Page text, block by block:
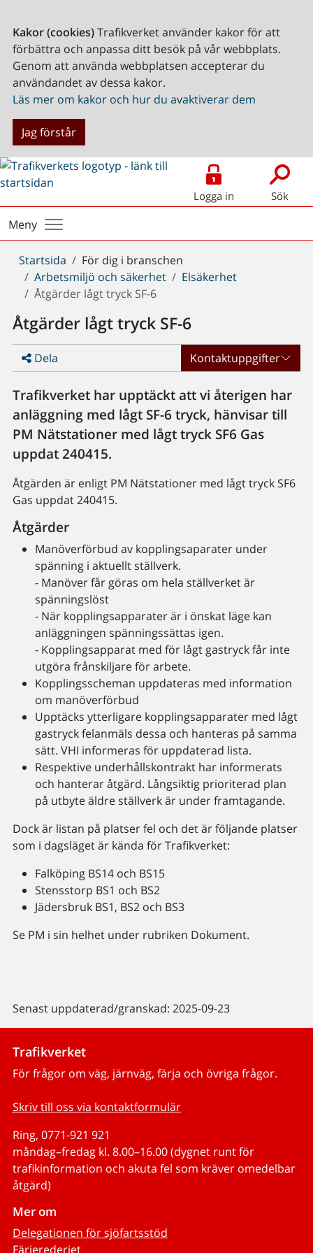
Kakor (cookies)Trafikverket använder kakor för att
förbättra och anpassa ditt besök på vår webbplats.
Genom att använda webbplatsen accepterar du
användandet av dessa kakor.
Läs mer om kakor och hur du avaktiverar dem
Jag förstår
Logga in Sök
Meny
Du
är
här:
Startsida
För dig i branschen
Arbetsmiljö och säkerhet
Elsäkerhet
Åtgärder lågt tryck SF-6
Åtgärder lågt tryck SF-6
Dela Kontaktuppgifter
Trafikverket har upptäckt att vi återigen har
anläggning med lågt SF-6 tryck, hänvisar till
PM Nätstationer med lågt tryck SF6 Gas
uppdat 240415.
Åtgärden är enligt PM Nätstationer med lågt tryck SF6
Gas uppdat 240415.
Åtgärder
Manöverförbud av kopplingsaparater under
spänning i aktuellt ställverk.
- Manöver får göras om hela ställverket är
spänningslöst
- När kopplingsapparater är i önskat läge kan
anläggningen spänningssättas igen.
- Kopplingsapparat med för lågt gastryck får inte
utgöra frånskiljare för arbete.
Kopplingsscheman uppdateras med information
om manöverförbud
Upptäcks ytterligare kopplingsapparater med lågt
gastryck felanmäls dessa och hanteras på samma
sätt. VHI informeras för uppdaterad lista.
Respektive underhållskontrakt har informerats
och hanterar åtgärd. Långsiktig prioriterad plan
på utbyte äldre ställverk är under framtagande.
Dock är listan på platser fel och det är följande platser
som i dagsläget är kända för Trafikverket:
Falköping BS14 och BS15
Stensstorp BS1 och BS2
Jädersbruk BS1, BS2 och BS3
Se PM i sin helhet under rubriken Dokument.
Senast uppdaterad/granskad: 2025-09-23
Trafikverket
För frågor om väg, järnväg, färja och övriga frågor.
Skriv till oss via kontaktformulär
Ring, 0771-921 921
måndag–fredag kl. 8.00–16.00 (dygnet runt för
trafikinformation och akuta fel som kräver omedelbar
åtgärd)
Mer om
Delegationen för sjöfartsstöd
Färjerederiet